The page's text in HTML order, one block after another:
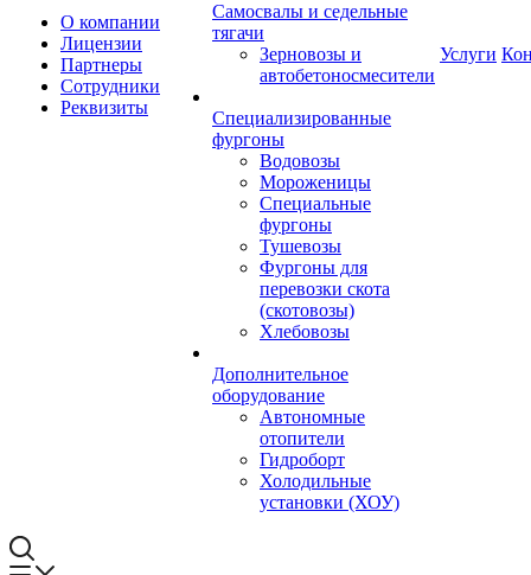
О компании
Лицензии
Партнеры
Сотрудники
Реквизиты
Самосвалы и седельные
тягачи
Зерновозы и
автобетоносмесители
Специализированные
фургоны
Водовозы
Мороженицы
Специальные
фургоны
Тушевозы
Фургоны для
перевозки скота
(скотовозы)
Хлебовозы
Дополнительное
оборудование
Автономные
отопители
Гидроборт
Холодильные
установки (ХОУ)
Услуги